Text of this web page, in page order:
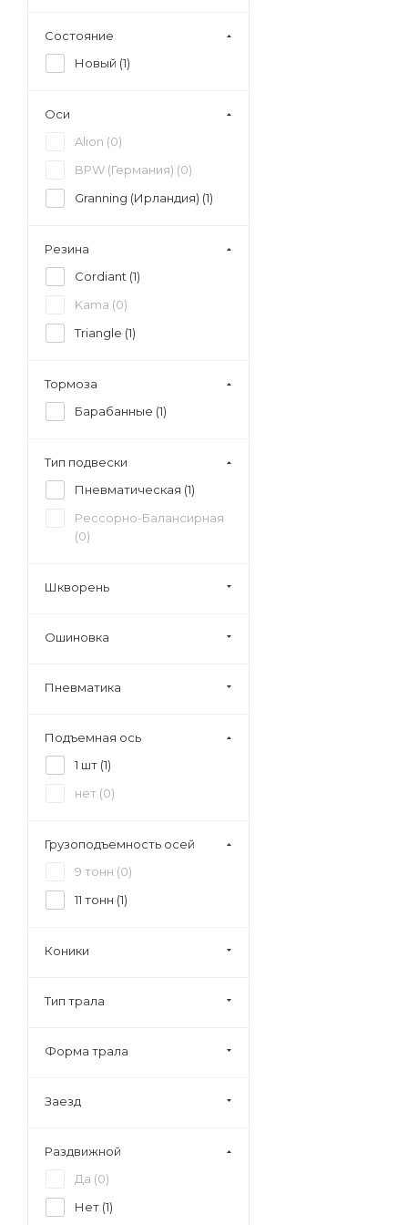
Состояние
Новый (1)
Оси
Alion (0)
BPW (Германия) (0)
Granning (Ирландия) (1)
Резина
Cordiant (1)
Kama (0)
Triangle (1)
Тормоза
Барабанные (1)
Тип подвески
Пневматическая (1)
Рессорно-Балансирная
(0)
Шкворень
Ошиновка
Пневматика
Подъемная ось
1 шт (1)
нет (0)
Грузоподъемность осей
9 тонн (0)
11 тонн (1)
Коники
Тип трала
Форма трала
Заезд
Раздвижной
Да (0)
Нет (1)